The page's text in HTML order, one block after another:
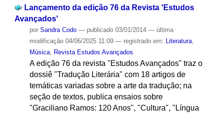
Lançamento da edição 76 da Revista 'Estudos
Avançados'
por Sandra Codo — publicado03/01/2014 — última
modificação04/06/2025 11:09 — registrado em: Literatura,
Música, Revista Estudos Avançados
A edição 76 da revista "Estudos Avançados" traz o
dossiê "Tradução Literária" com 18 artigos de
temáticas variadas sobre a arte da tradução; na
seção de textos, publica ensaios sobre
"Graciliano Ramos: 120 Anos", "Cultura", "Língua